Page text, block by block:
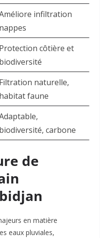
infiltration
nappes ​
Protection côtière et
biodiversité ​
Filtration naturelle,
habitat faune ​
biodiversité, carbone ​
de
en matière
eaux pluviales,